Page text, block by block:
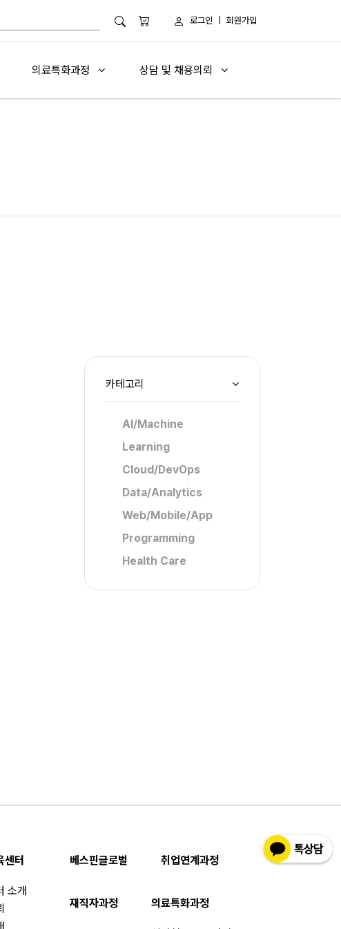
로그인 회원가입
의료특화과정 상담 및 채용의뢰
카테고리
AI/Machine
Learning
Cloud/DevOps
Data/Analytics
Web/Mobile/App
Programming
Health Care
센터
소개
베스핀글로벌 취업연계과정
재직자과정 의료특화과정